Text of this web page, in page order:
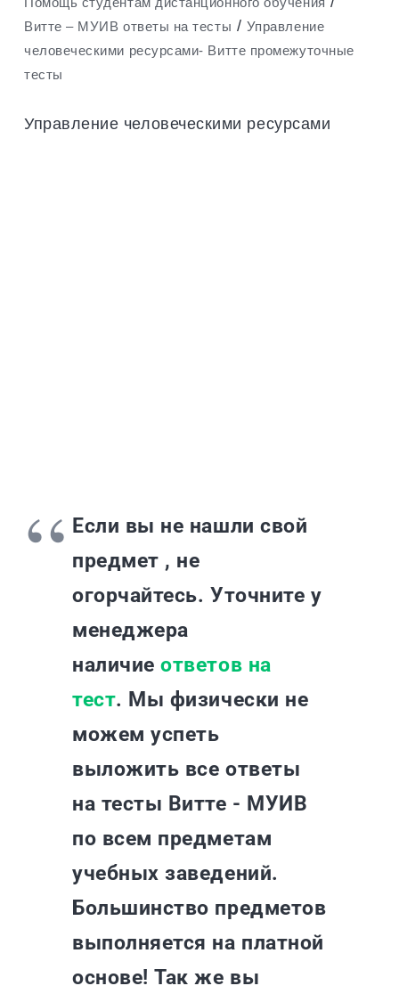
Витте – МУИВ ответы на тесты / Управление
человеческими ресурсами- Витте промежуточные
тесты
Управление человеческими ресурсами
Если вы не нашли свой
предмет , не
огорчайтесь. Уточните у
менеджера
наличиеответов на
тест. Мы физически не
можем успеть
выложить все ответы
на тесты Витте - МУИВ
по всем предметам
учебных заведений.
Большинство предметов
выполняется на платной
основе! Так же вы